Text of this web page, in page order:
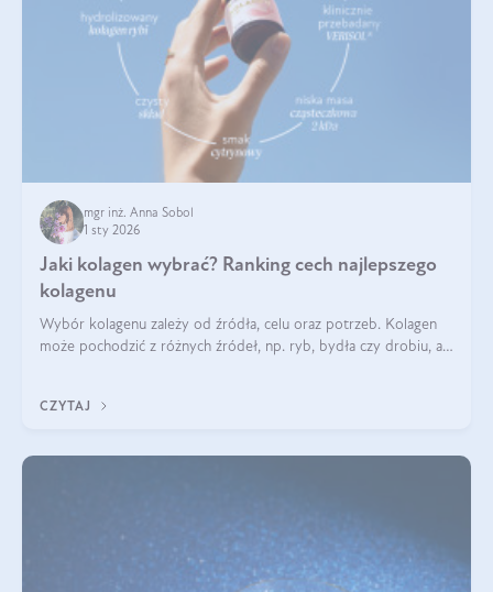
mgr inż. Anna Sobol
1 sty 2026
Jaki kolagen wybrać? Ranking cech najlepszego
kolagenu
Wybór kolagenu zależy od źródła, celu oraz potrzeb. Kolagen
może pochodzić z różnych źródeł, np. ryb, bydła czy drobiu, a
bydlęcy.
CZYTAJ